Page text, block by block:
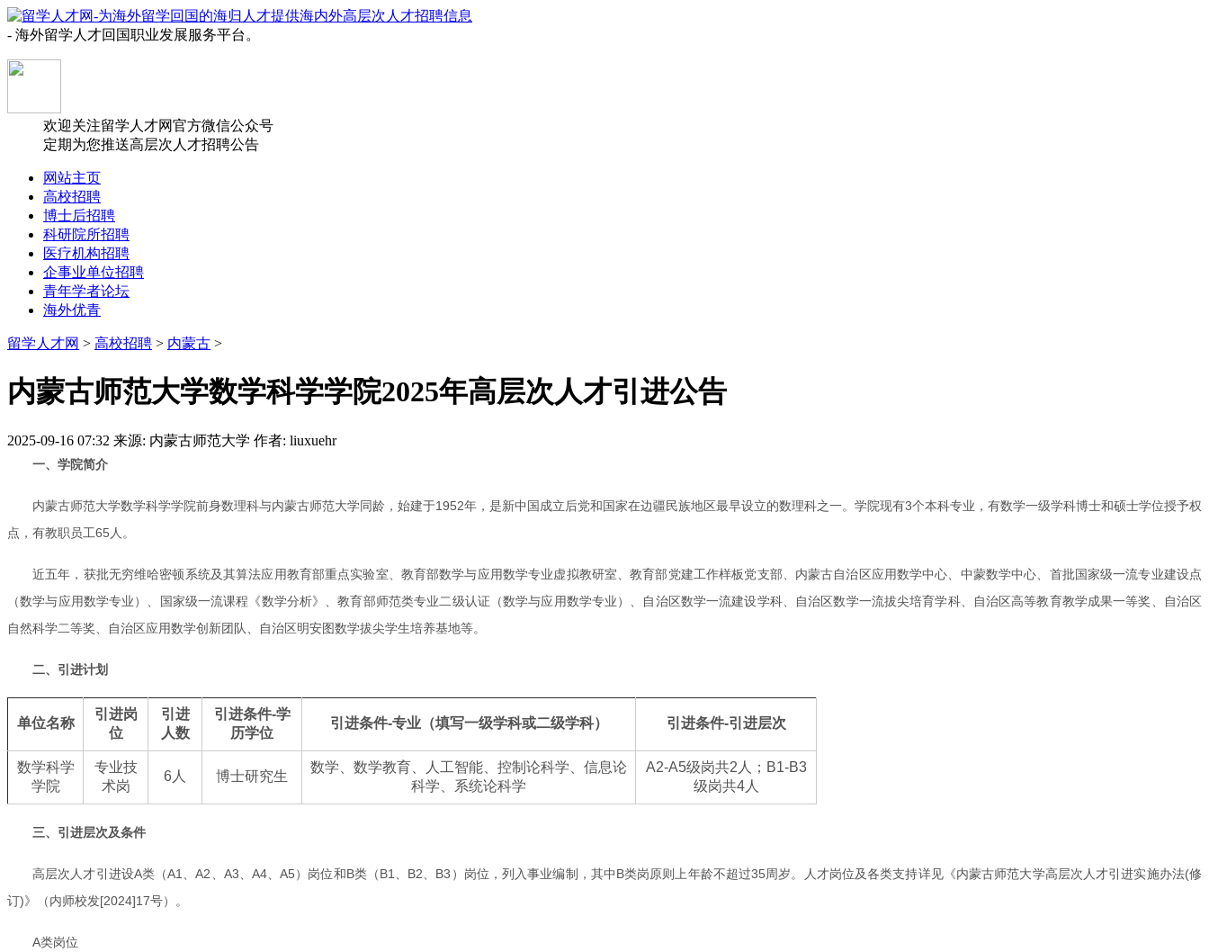
- 海外留学人才回国职业发展服务平台。
欢迎关注留学人才网官方微信公众号
定期为您推送高层次人才招聘公告
网站主页
高校招聘
博士后招聘
科研院所招聘
医疗机构招聘
企事业单位招聘
青年学者论坛
海外优青
留学人才网 > 高校招聘 > 内蒙古 >
内蒙古师范大学数学科学学院2025年高层次人才引进公告
2025-09-16 07:32 来源: 内蒙古师范大学 作者: liuxuehr
一、学院简介
内蒙古师范大学数学科学学院前身数理科与内蒙古师范大学同龄，始建于1952年，是新中国成立后党和国家在边疆民族地区最早设立的数理科之一。学院现有3个本科专业，有数学一级学科博士和硕士学位授予权
点，有教职员工65人。
近五年，获批无穷维哈密顿系统及其算法应用教育部重点实验室、教育部数学与应用数学专业虚拟教研室、教育部党建工作样板党支部、内蒙古自治区应用数学中心、中蒙数学中心、首批国家级一流专业建设点
（数学与应用数学专业）、国家级一流课程《数学分析》、教育部师范类专业二级认证（数学与应用数学专业）、自治区数学一流建设学科、自治区数学一流拔尖培育学科、自治区高等教育教学成果一等奖、自治区
自然科学二等奖、自治区应用数学创新团队、自治区明安图数学拔尖学生培养基地等。
二、引进计划
单位名称
引进岗
位
引进
人数
引进条件-学
历学位
引进条件-专业（填写一级学科或二级学科） 引进条件-引进层次
数学科学
学院
专业技
术岗
6人 博士研究生
数学、数学教育、人工智能、控制论科学、信息论
科学、系统论科学
A2-A5级岗共2人；B1-B3
级岗共4人
三、引进层次及条件
高层次人才引进设A类（A1、A2、A3、A4、A5）岗位和B类（B1、B2、B3）岗位，列入事业编制，其中B类岗原则上年龄不超过35周岁。人才岗位及各类支持详见《内蒙古师范大学高层次人才引进实施办法(修
订)》（内师校发[2024]17号）。
A类岗位